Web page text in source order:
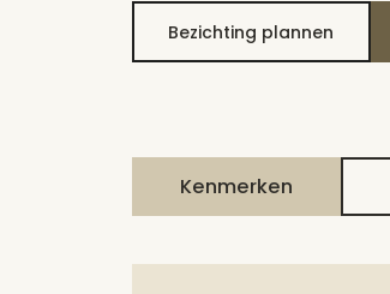
Bezichting plannen
Kenmerken